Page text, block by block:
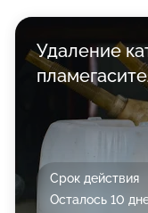
Удаление
Срок действия
Осталось 10